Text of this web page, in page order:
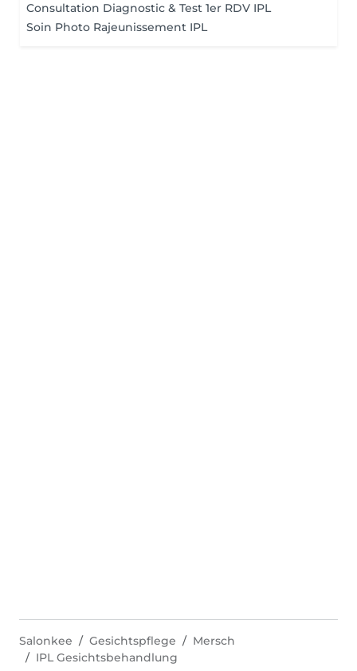
Consultation Diagnostic & Test 1er RDV IPL
Soin Photo Rajeunissement IPL
Salonkee Gesichtspflege
Mersch
IPL Gesichtsbehandlung